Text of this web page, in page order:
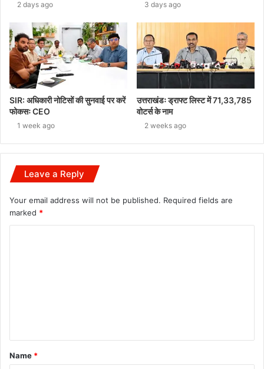
2 days ago 3 days ago
SIR: अधिकारी नोटिसों की सुनवाई पर करें
फोकसः CEO
1 week ago
उत्तराखंडः ड्राफ्ट लिस्ट में 71,33,785
वोटर्स के नाम
2 weeks ago
Leave a Reply
Your email address will not be published. Required fields are
marked *
t
*
Name *